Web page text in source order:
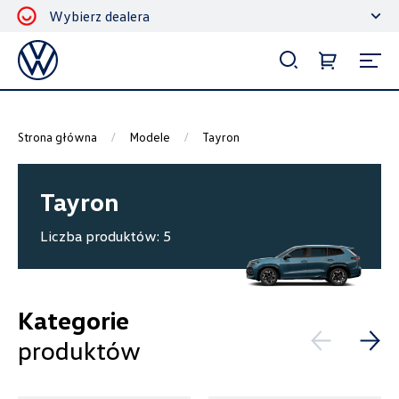
Wybierz dealera
Strona główna Modele Tayron
Tayron
Liczba produktów: 5
Kategorie
produktów
Filtrowanie i sortowanie
Sortuj
Pokaż na stronie
Kategorie